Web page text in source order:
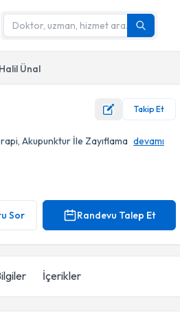
Ünal
Takip Et
Akupunktur İle Zayıflama devamı
Sor Randevu Talep Et
İçerikler